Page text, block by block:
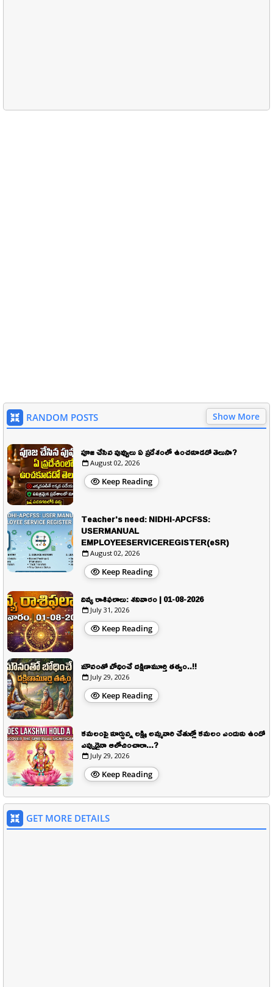
RANDOM POSTS Show More
పూజ చేసిన పువ్వులు ఏ ప్రదేశంలో ఉంచకూడదో తెలుసా?
August 02, 2026
Keep Reading
Teacher's need: NIDHI-APCFSS:
USERMANUAL
EMPLOYEESERVICEREGISTER(eSR)
August 02, 2026
Keep Reading
దివ్య రాశిఫలాలు: శనివారం | 01-08-2026
July 31, 2026
Keep Reading
మౌనంతో బోధించే దక్షిణామూర్తి తత్వం..!!
July 29, 2026
Keep Reading
కమలంపై కూర్చున్న లక్ష్మి అమ్మవారి చేతుల్లో కమలం ఎందుకు ఉందో
ఎప్పుడైనా ఆలోచించారా...?
July 29, 2026
Keep Reading
GET MORE DETAILS